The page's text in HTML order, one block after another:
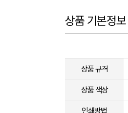
상품 기본정보
상품 규격
상품 색상
인쇄방법